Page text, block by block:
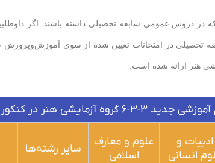
در دروس عمومی سابقه تحصیلی داشته باشند. اگر
تحصیلی در امتحانات تعیین شده از سوی
هنر در کنکور ۱۴۰۳
ادبیات و
انسانی
علوم و معارف
اسلامی
سایر رشته‌ها